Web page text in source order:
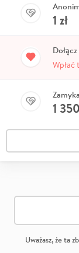
1 zł
Wpłać
1 350
Uważasz, że ta